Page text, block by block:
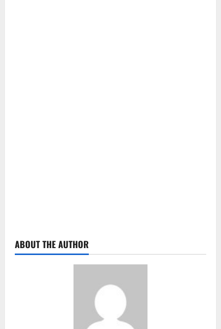
ABOUT THE AUTHOR